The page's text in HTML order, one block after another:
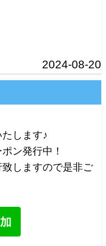
2024-08-20
します♪
ン発行中！
しますので是非ご